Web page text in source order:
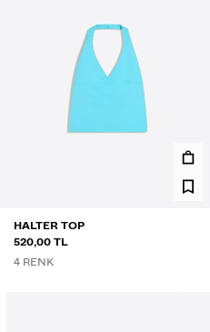
HALTER TOP
520,00 TL
4 RENK